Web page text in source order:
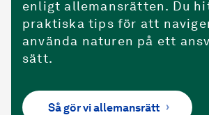
enligt allemansrätten. Du
praktiska tips för att
använda naturen på ett
sätt.
Så gör vi allemansrätt